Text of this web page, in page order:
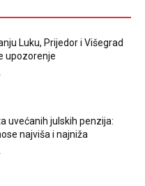
Luku, Prijedor i Višegrad
upozorenje
uvećanih julskih penzija:
najviša i najniža